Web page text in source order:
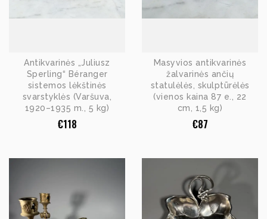
Antikvarinės „Juliusz
Sperling“ Béranger
sistemos lėkštinės
svarstyklės (Varšuva,
1920–1935 m., 5 kg)
€118
Masyvios antikvarinės
žalvarinės ančių
statulėlės, skulptūrėlės
(vienos kaina 87 e., 22
cm, 1,5 kg)
€87